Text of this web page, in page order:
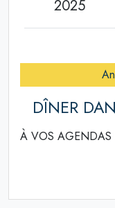
2025
DÎNER
À VOS AGENDAS